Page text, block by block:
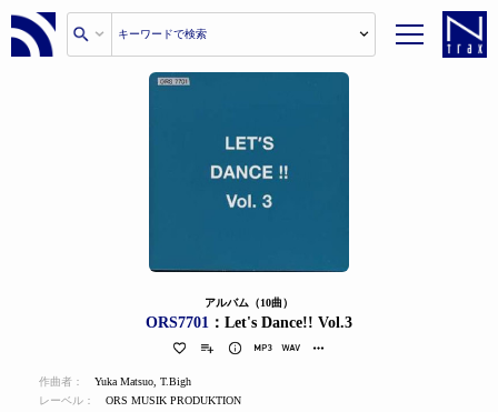
アルバム（10曲）
ORS7701 ：Let's Dance!! Vol.3
作曲者： Yuka Matsuo T.Bigh
レーベル：
ORS MUSIK PRODUKTION